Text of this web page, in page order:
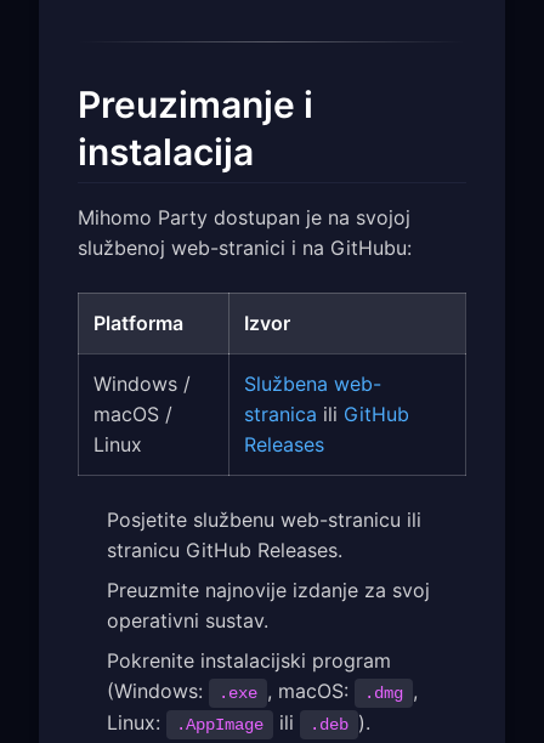
Preuzimanje i
instalacija
Mihomo Party dostupan je na svojoj
službenoj web-stranici i na GitHubu:
Platforma Izvor
Windows /
macOS /
Linux
Službena web-
stranica ili GitHub
Releases
Posjetite službenu web-stranicu ili
stranicu GitHub Releases.
Preuzmite najnovije izdanje za svoj
operativni sustav.
Pokrenite instalacijski program
(Windows:
.exe , macOS: .dmg ,
Linux:
.AppImage ili .deb ).